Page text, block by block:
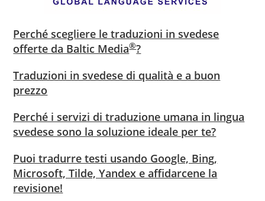
Perché scegliere le traduzioni in svedese
offerte da Baltic Media®?
Traduzioni in svedese di qualità e a buon
prezzo
Perché i servizi di traduzione umana in lingua
svedese sono la soluzione ideale per te?
Puoi tradurre testi usando Google, Bing,
Microsoft, Tilde, Yandex e affidarcene la
revisione!